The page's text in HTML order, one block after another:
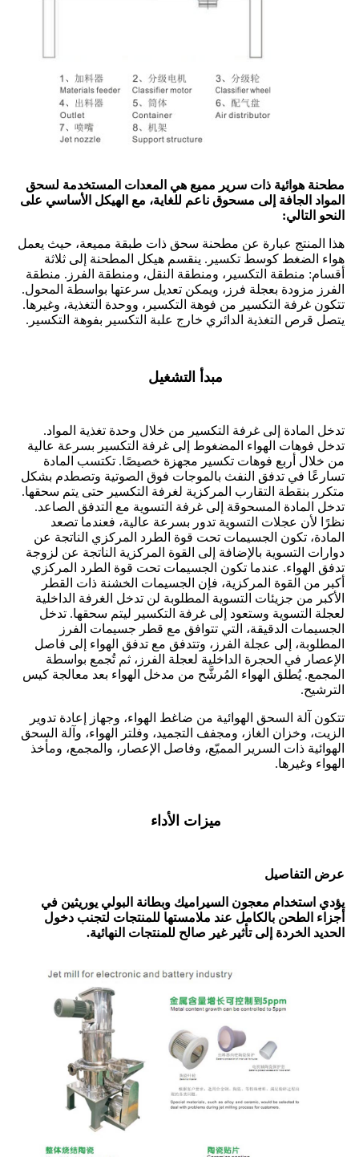
مطحنة هوائية ذات سرير مميع هي المعدات المستخدمة لسحق
المواد الجافة إلى مسحوق ناعم للغاية، مع الهيكل الأساسي على
النحو التالي:
هذا المنتج عبارة عن مطحنة سحق ذات طبقة مميعة، حيث يعمل
هواء الضغط كوسط تكسير. ينقسم هيكل المطحنة إلى ثلاثة
أقسام: منطقة التكسير، ومنطقة النقل، ومنطقة الفرز. منطقة
الفرز مزودة بعجلة فرز، ويمكن تعديل سرعتها بواسطة المحول.
تتكون غرفة التكسير من فوهة التكسير، ووحدة التغذية، وغيرها.
يتصل قرص التغذية الدائري خارج علبة التكسير بفوهة التكسير.
مبدأ التشغيل
تدخل المادة إلى غرفة التكسير من خلال وحدة تغذية المواد.
تدخل فوهات الهواء المضغوط إلى غرفة التكسير بسرعة عالية
من خلال أربع فوهات تكسير مجهزة خصيصًا. تكتسب المادة
تسارعًا في تدفق النفث بالموجات فوق الصوتية وتصطدم بشكل
متكرر بنقطة التقارب المركزية لغرفة التكسير حتى يتم سحقها.
تدخل المادة المسحوقة إلى غرفة التسوية مع التدفق الصاعد.
نظرًا لأن عجلات التسوية تدور بسرعة عالية، فعندما تصعد
المادة، تكون الجسيمات تحت قوة الطرد المركزي الناتجة عن
دوارات التسوية بالإضافة إلى القوة المركزية الناتجة عن لزوجة
تدفق الهواء. عندما تكون الجسيمات تحت قوة الطرد المركزي
أكبر من القوة المركزية، فإن الجسيمات الخشنة ذات القطر
الأكبر من جزيئات التسوية المطلوبة لن تدخل الغرفة الداخلية
لعجلة التسوية وستعود إلى غرفة التكسير ليتم سحقها. تدخل
الجسيمات الدقيقة، التي تتوافق مع قطر جسيمات الفرز
المطلوبة، إلى عجلة الفرز، وتتدفق مع تدفق الهواء إلى فاصل
الإعصار في الحجرة الداخلية لعجلة الفرز، ثم تُجمع بواسطة
المجمع. يُطلق الهواء المُرشَّح من مدخل الهواء بعد معالجة كيس
الترشيح.
تتكون آلة السحق الهوائية من ضاغط الهواء، وجهاز إعادة تدوير
الزيت، وخزان الغاز، ومجفف التجميد، وفلتر الهواء، وآلة السحق
الهوائية ذات السرير المميّع، وفاصل الإعصار، والمجمع، ومأخذ
الهواء وغيرها.
ميزات الأداء
عرض التفاصيل
يؤدي استخدام معجون السيراميك وبطانة البولي يوريثين في
أجزاء الطحن بالكامل عند ملامستها للمنتجات لتجنب دخول
الحديد الخردة إلى تأثير غير صالح للمنتجات النهائية.